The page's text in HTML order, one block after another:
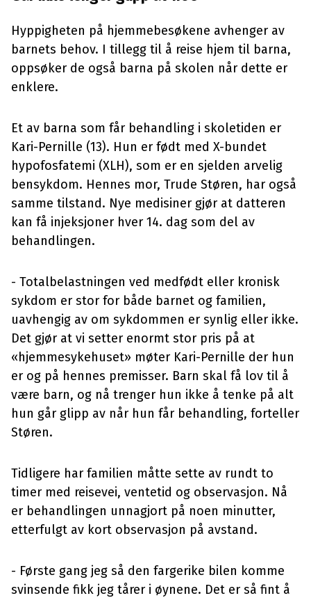
Hyppigheten på hjemmebesøkene avhenger av
barnets behov. I tillegg til å reise hjem til barna,
oppsøker de også barna på skolen når dette er
enklere.
Et av barna som får behandling i skoletiden er
Kari-Pernille (13). Hun er født med X-bundet
hypofosfatemi (XLH), som er en sjelden arvelig
bensykdom. Hennes mor, Trude Støren, har også
samme tilstand. Nye medisiner gjør at datteren
kan få injeksjoner hver 14. dag som del av
behandlingen.
- Totalbelastningen ved medfødt eller kronisk
sykdom er stor for både barnet og familien,
uavhengig av om sykdommen er synlig eller ikke.
Det gjør at vi setter enormt stor pris på at
«hjemmesykehuset» møter Kari-Pernille der hun
er og på hennes premisser. Barn skal få lov til å
være barn, og nå trenger hun ikke å tenke på alt
hun går glipp av når hun får behandling, forteller
Støren.
Tidligere har familien måtte sette av rundt to
timer med reisevei, ventetid og observasjon. Nå
er behandlingen unnagjort på noen minutter,
etterfulgt av kort observasjon på avstand.
- Første gang jeg så den fargerike bilen komme
svinsende fikk jeg tårer i øynene. Det er så fint å